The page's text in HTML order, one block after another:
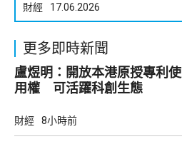
財經 17.06.2026
更多即時新聞
盧煜明：開放本港原授專利使
用權 可活躍科創生態
財經 8小時前